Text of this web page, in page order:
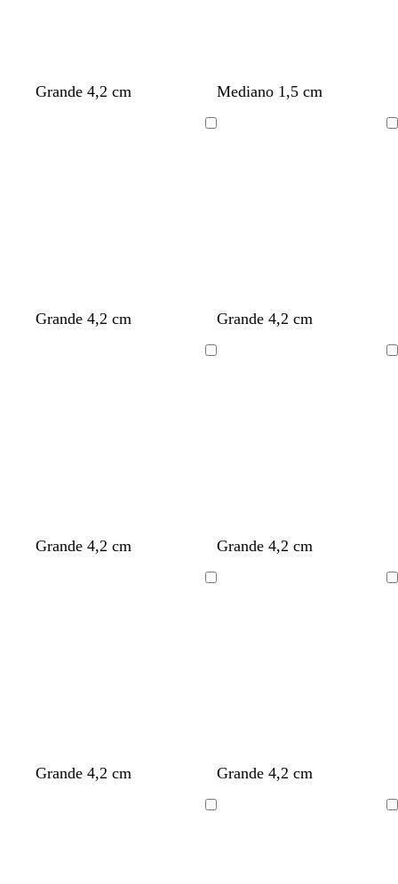
Grande 4,2 cm Mediano 1,5 cm
Grande 4,2 cm Grande 4,2 cm
Grande 4,2 cm Grande 4,2 cm
Grande 4,2 cm Grande 4,2 cm